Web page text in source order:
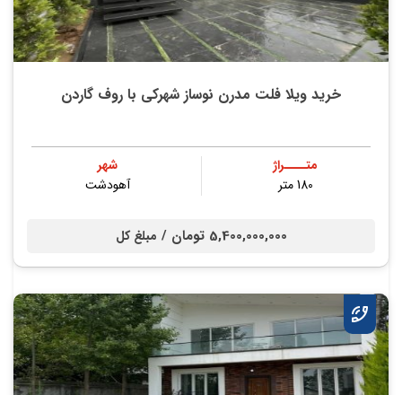
خريد ویلا فلت مدرن نوساز شهركي با روف گاردن
متــــراژ
180 متر
شهر
آهودشت
5,400,000,000 تومان / مبلغ کل